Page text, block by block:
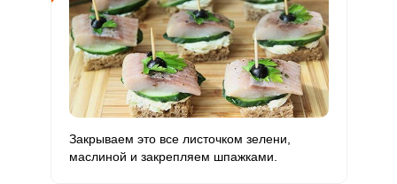
Закрываем это все листочком зелени,
маслиной и закрепляем шпажками.